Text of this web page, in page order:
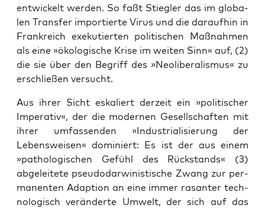
ent­wi­ckelt wer­den. So faßt Stiegler das im glo­ba­
len Trans­fer impor­tier­te Virus und die dar­auf­hin in
Frank­reich exe­ku­tier­ten poli­ti­schen Maß­nah­men
als eine »öko­lo­gi­sche Kri­se im wei­ten Sinn« auf, (2)
die sie über den Begriff des »Neo­li­be­ra­lis­mus« zu
erschlie­ßen versucht.
Aus ihrer Sicht eska­liert der­zeit ein »poli­ti­scher
Impe­ra­tiv«, der die moder­nen Gesell­schaf­ten mit
ihrer umfas­sen­den »Indus­tria­li­sie­rung der
Lebens­wei­sen« domi­niert: Es ist der aus einem
»patho­lo­gi­schen Gefühl des Rück­stands« (3)
abge­lei­te­te pseu­do­dar­wi­nis­ti­sche Zwang zur per­
ma­nen­ten Adap­ti­on an eine immer rasan­ter tech­
no­lo­gisch ver­än­der­te Umwelt, der sich auf das